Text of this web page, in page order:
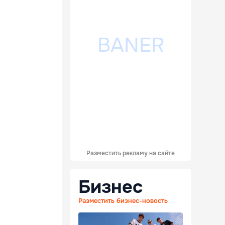
Разместить рекламу на сайте
Бизнес
Разместить бизнес-новость